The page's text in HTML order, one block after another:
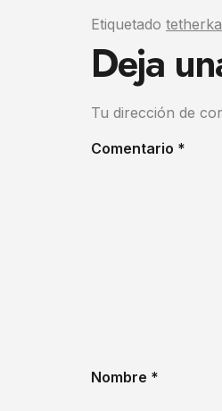
Etiquetado
Deja
Tu dirección de
Comentario *
Nombre *